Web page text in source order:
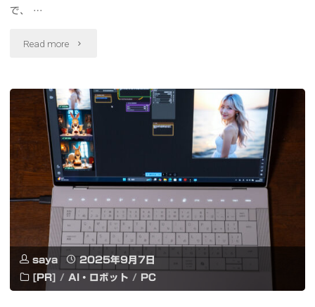
し
み
ま
し
た
&
gpt-
oss-
20b
で、 …
Read more "NVIDIA
5060
搭
載
の
「Dell
16
Premium」
saya
2025年9月7日
[PR]
/ AI・ロボット / PC